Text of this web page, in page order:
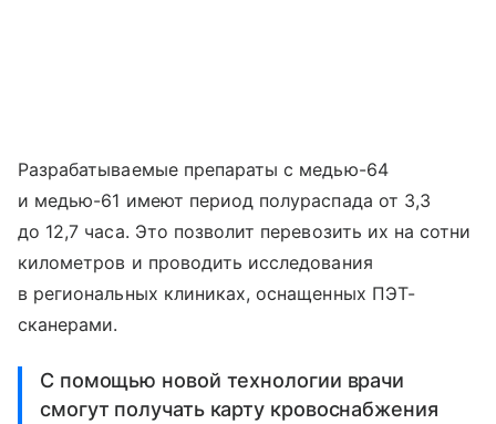
Разрабатываемые препараты с медью-64
и медью-61 имеют период полураспада от 3,3
до 12,7 часа. Это позволит перевозить их на сотни
километров и проводить исследования
в региональных клиниках, оснащенных ПЭТ-
сканерами.
С помощью новой технологии врачи
смогут получать карту кровоснабжения